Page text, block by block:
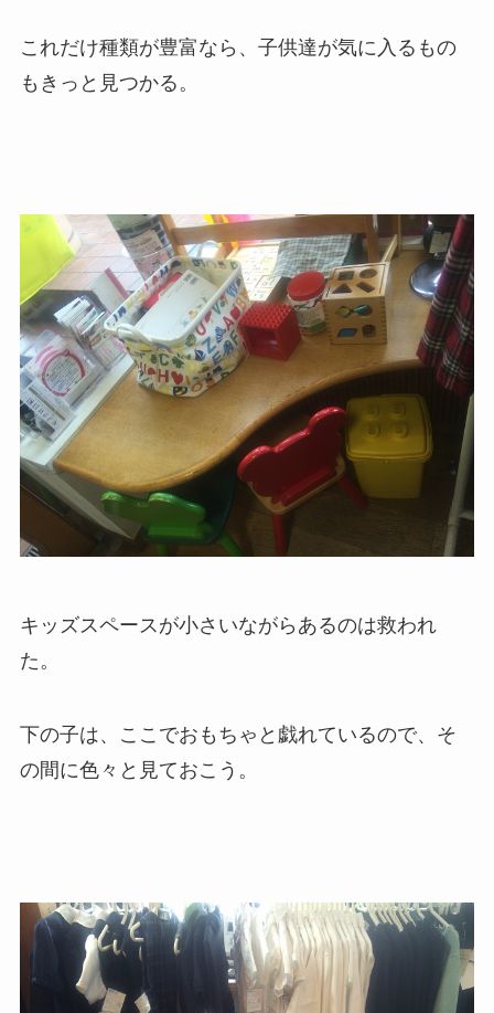
これだけ種類が豊富なら、子供達が気に入るもの
もきっと見つかる。
キッズスペースが小さいながらあるのは救われ
た。
下の子は、ここでおもちゃと戯れているので、そ
の間に色々と見ておこう。